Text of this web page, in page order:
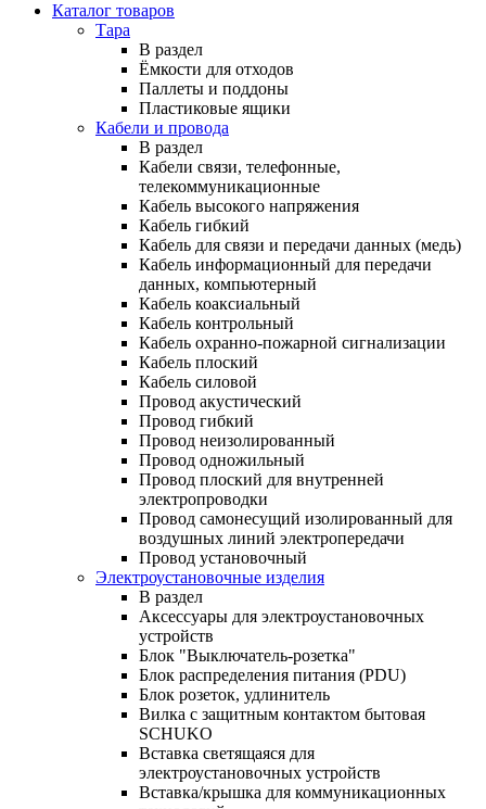
Каталог товаров
Тара
В раздел
Ёмкости для отходов
Паллеты и поддоны
Пластиковые ящики
Кабели и провода
В раздел
Кабели связи, телефонные,
телекоммуникационные
Кабель высокого напряжения
Кабель гибкий
Кабель для связи и передачи данных (медь)
Кабель информационный для передачи
данных, компьютерный
Кабель коаксиальный
Кабель контрольный
Кабель охранно-пожарной сигнализации
Кабель плоский
Кабель силовой
Провод акустический
Провод гибкий
Провод неизолированный
Провод одножильный
Провод плоский для внутренней
электропроводки
Провод самонесущий изолированный для
воздушных линий электропередачи
Провод установочный
Электроустановочные изделия
В раздел
Аксессуары для электроустановочных
устройств
Блок "Выключатель-розетка"
Блок распределения питания (PDU)
Блок розеток, удлинитель
Вилка с защитным контактом бытовая
SCHUKO
Вставка светящаяся для
электроустановочных устройств
Вставка/крышка для коммуникационных